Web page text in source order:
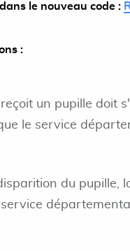
le nouveau code :
:
un pupille doit
le service
du pupille,